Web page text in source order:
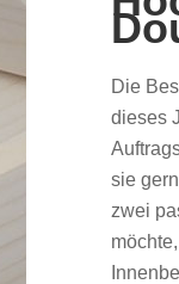
Die
dieses
sie
zwei